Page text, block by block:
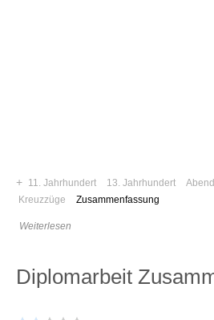
Dies ist das Forum um neue Funktionen und
Regeln (Bitte vor dem posten lesen)
+ 11. Jahrhundert 13. Jahrhundert
Kreuzzüge
Zusammenfassung
Weiterlesen
Diplomarbeit